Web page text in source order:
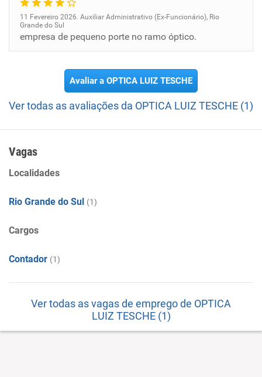
11 Fevereiro 2026. Auxiliar Administrativo (Ex-Funcionário), Rio
Grande do Sul
empresa de pequeno porte no ramo óptico.
Avaliar a OPTICA LUIZ TESCHE
Ver todas as avaliações da OPTICA LUIZ TESCHE (1)
Vagas
Localidades
Rio Grande do Sul (1)
Cargos
Contador (1)
Ver todas as vagas de emprego de OPTICA
LUIZ TESCHE (1)